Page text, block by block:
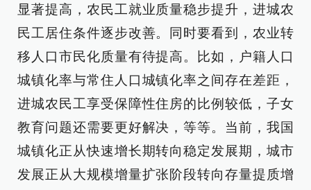
显著提高，农民工就业质量稳步提升，进城农
民工居住条件逐步改善。同时要看到，农业转
移人口市民化质量有待提高。比如，户籍人口
城镇化率与常住人口城镇化率之间存在差距，
进城农民工享受保障性住房的比例较低，子女
教育问题还需要更好解决，等等。当前，我国
城镇化正从快速增长期转向稳定发展期，城市
发展正从大规模增量扩张阶段转向存量提质增